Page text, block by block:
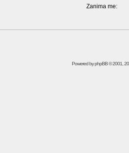
Zanima me:
Powered byphpBB© 2001,